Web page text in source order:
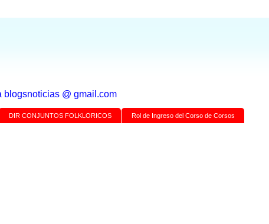
@ gmail.com
DIR CONJUNTOS FOLKLORICOS Rol de Ingreso del Corso de Corsos